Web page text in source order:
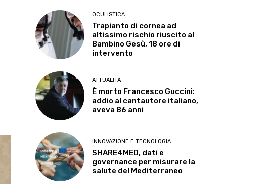
OCULISTICA
Trapianto di cornea ad
altissimo rischio riuscito al
Bambino Gesù, 18 ore di
intervento
ATTUALITÀ
È morto Francesco Guccini:
addio al cantautore italiano,
aveva 86 anni
INNOVAZIONE E TECNOLOGIA
SHARE4MED, dati e
governance per misurare la
salute del Mediterraneo